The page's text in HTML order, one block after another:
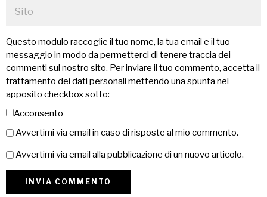
Questo modulo raccoglie il tuo nome, la tua email e il tuo
messaggio in modo da permetterci di tenere traccia dei
commenti sul nostro sito. Per inviare il tuo commento, accetta il
trattamento dei dati personali mettendo una spunta nel
apposito checkbox sotto:
Acconsento
Avvertimi via email in caso di risposte al mio commento.
Avvertimi via email alla pubblicazione di un nuovo articolo.